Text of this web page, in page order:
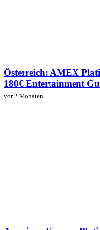
Österreich: AMEX
180€ Entertainment
vor 2 Monaten